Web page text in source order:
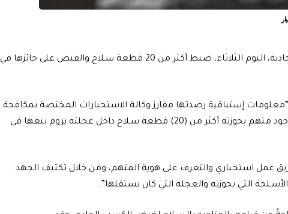
اعلنت وكالة الاستخبارات والتحقيقات الإتحادية، اليوم الثلاثاء، ضبط أكثر من 20 قطعة سـلاح والقبض على حائزها في
“معلومات إستباقية رصدتها مفارز وكالة الاستخبارات المختصة بمكافحة
الجـريمة المنظمة في الأنبار، والمتضمنة وجود متهم بحوزته أكثر من (20) قطعة سـلاح داخل عجلته يروم بيعها في
عمل استخباري والتعرف على هوية المتهم، ومن خلال تكثيف الجهد
التي بحوزته والعجلة التي كان يستقلها”.